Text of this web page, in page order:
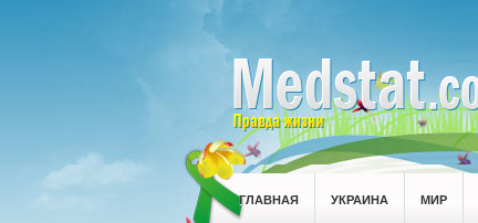
ГЛАВНАЯ УКРАИНА МИР